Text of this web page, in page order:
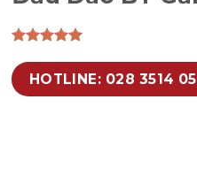
HOTLINE: 028 3514